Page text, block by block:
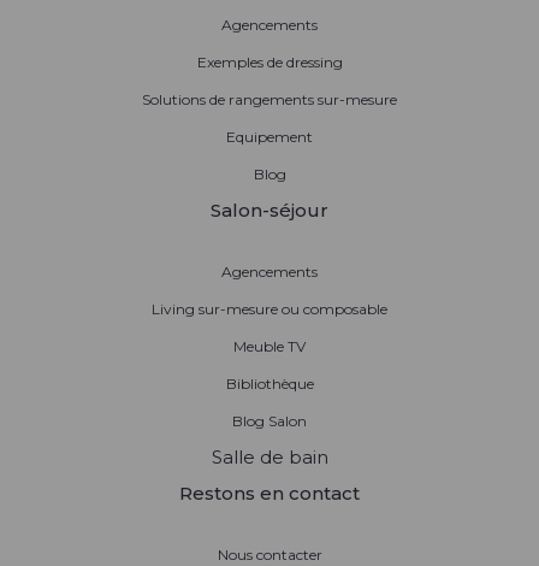
Agencements
Exemples de dressing
Solutions de rangements sur-mesure
Equipement
Blog
Salon-séjour
Agencements
Living sur-mesure ou composable
Meuble TV
Bibliothèque
Blog Salon
Salle de bain
Restons en contact
Nous contacter